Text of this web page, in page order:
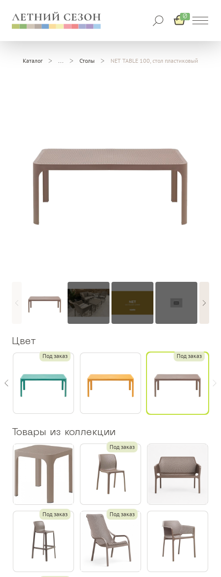
0
Каталог Столы NET TABLE 100, стол пластиковый
Цвет
Под заказ Под заказ
Товары из коллекции
Под заказ
Под заказ Под заказ